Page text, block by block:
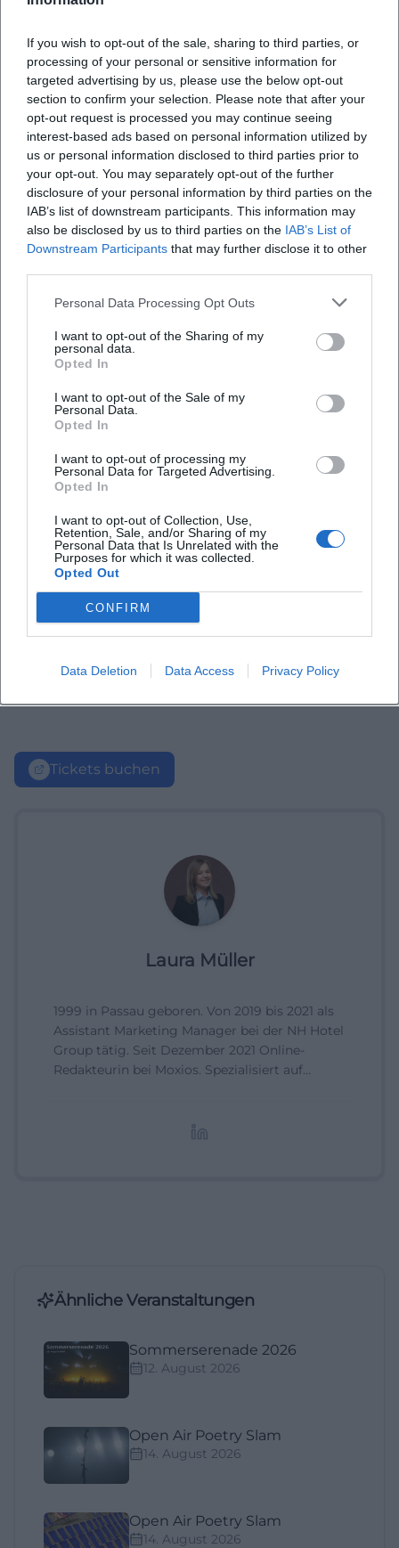
If you wish to opt-out of the sale, sharing to third parties, or
processing of your personal or sensitive information for
targeted advertising by us, please use the below opt-out
section to confirm your selection. Please note that after your
opt-out request is processed you may continue seeing
interest-based ads based on personal information utilized by
us or personal information disclosed to third parties prior to
your opt-out. You may separately opt-out of the further
disclosure of your personal information by third parties on the
IAB’s list of downstream participants. This information may
also be disclosed by us to third parties on the IAB’s List of
Downstream Participants that may further disclose it to other
Personal Data Processing Opt Outs
I want to opt-out of the Sharing of my
personal data.
Opted In
I want to opt-out of the Sale of my
Personal Data.
Opted In
I want to opt-out of processing my
Personal Data for Targeted Advertising.
Opted In
I want to opt-out of Collection, Use,
Retention, Sale, and/or Sharing of my
Personal Data that Is Unrelated with the
Purposes for which it was collected.
Opted Out
CONFIRM
Data Deletion Data Access Privacy Policy
Wo befindet sich die DJK Weiden?
Was kann ich beim Terrassenfest erwarten?
Wie viel kostet der Eintritt zum Terrassenfest?
Ist das Event barrierefrei zugänglich?
Tickets buchen
Laura Müller
1999 in Passau geboren. Von 2019 bis 2021 als
Assistant Marketing Manager bei der NH Hotel
Group tätig. Seit Dezember 2021 Online-
Redakteurin bei Moxios. Spezialisiert auf
Ähnliche Veranstaltungen
Sommerserenade 2026
12. August 2026
Open Air Poetry Slam
14. August 2026
Open Air Poetry Slam
14. August 2026